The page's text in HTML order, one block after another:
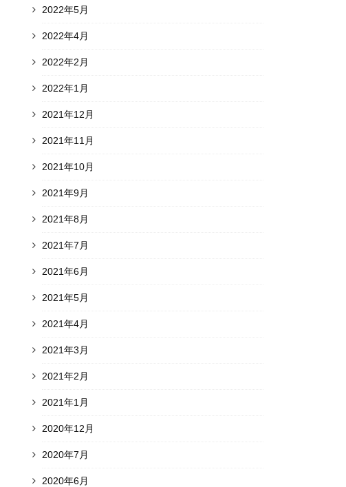
2022年5月
2022年4月
2022年2月
2022年1月
2021年12月
2021年11月
2021年10月
2021年9月
2021年8月
2021年7月
2021年6月
2021年5月
2021年4月
2021年3月
2021年2月
2021年1月
2020年12月
2020年7月
2020年6月